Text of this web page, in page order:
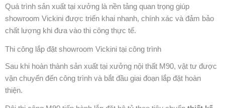
Quá trình sản xuất tại xưởng là nền tảng quan trọng giúp
showroom Vickini được triển khai nhanh, chính xác và đảm bảo
chất lượng khi đưa vào thi công thực tế.
Thi công lắp đặt showroom Vickini tại công trình
Sau khi hoàn thành sản xuất tại xưởng nội thất M90, vật tư được
vận chuyển đến công trình và bắt đầu giai đoạn lắp đặt hoàn
thiện.